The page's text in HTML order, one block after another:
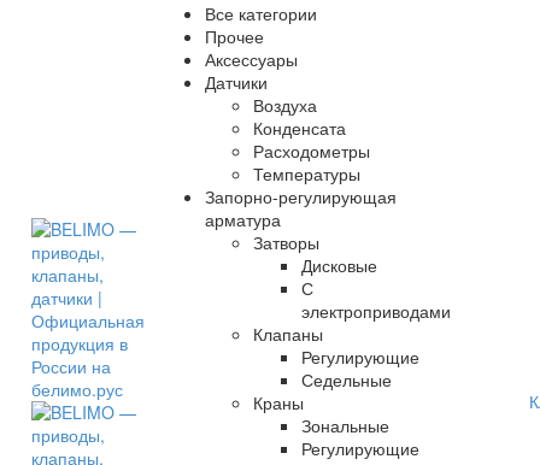
Все категории
Прочее
Аксессуары
Датчики
Воздуха
Конденсата
Расходометры
Температуры
Запорно-регулирующая
арматура
Затворы
Дисковые
С
электроприводами
Клапаны
Регулирующие
Седельные
Краны
Зональные
Регулирующие